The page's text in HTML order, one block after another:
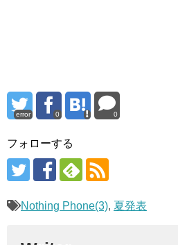
error 0 0
フォローする
Nothing Phone(3), 夏発表